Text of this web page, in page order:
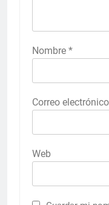
Nombre *
Correo electrónico
Web